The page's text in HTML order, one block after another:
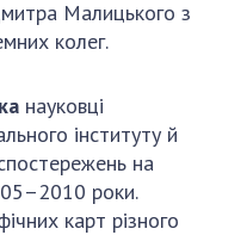
Малицького з
колег.
науковці
інституту й
на
роки.
карт різного